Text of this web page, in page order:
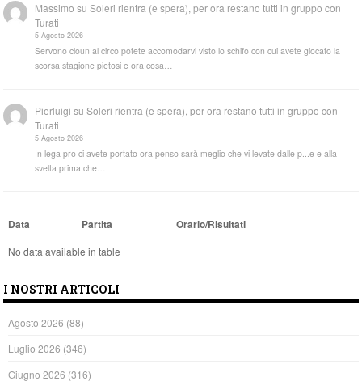
Massimo suSoleri rientra (e spera), per ora restano tutti in gruppo con
Turati
5 Agosto 2026
Servono cloun al circo potete accomodarvi visto lo schifo con cui avete giocato la
scorsa stagione pietosi e ora cosa…
Pierluigi suSoleri rientra (e spera), per ora restano tutti in gruppo con
Turati
5 Agosto 2026
In lega pro ci avete portato ora penso sarà meglio che vi levate dalle p...e e alla
svelta prima che…
Data Partita Orario/Risultati
No data available in table
I NOSTRI ARTICOLI
Agosto 2026 (88)
Luglio 2026 (346)
Giugno 2026 (316)